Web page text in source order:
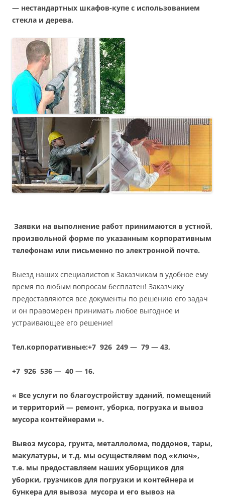
— нестандартных шкафов-купе с использованием
стекла и дерева.
Заявки на выполнение работ принимаются в устной,
произвольной форме по указанным корпоративным
телефонам или письменно по электронной почте.
Выезд наших специалистов к Заказчикам в удобное ему
время по любым вопросам бесплатен! Заказчику
предоставляются все документы по решению его задач
и он правомерен принимать любое выгодное и
устраивающее его решение!
Тел.корпоративные:+7 926 249 — 79 — 43,
+7 926 536 — 40 — 16.
« Все услуги по благоустройству зданий, помещений
и территорий — ремонт, уборка, погрузка и вывоз
мусора контейнерами ».
Вывоз мусора, грунта, металлолома, поддонов, тары,
макулатуры, и т.д. мы осуществляем под «ключ»,
т.е. мы предоставляем наших уборщиков для
уборки, грузчиков для погрузки и контейнера и
бункера для вывоза мусора и его вывоз на